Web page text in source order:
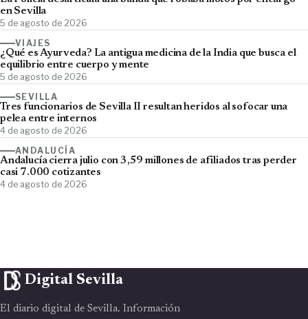
en Sevilla
5 de agosto de 2026
VIAJES
¿Qué es Ayurveda? La antigua medicina de la India que busca el
equilibrio entre cuerpo y mente
5 de agosto de 2026
SEVILLA
Tres funcionarios de Sevilla II resultan heridos al sofocar una
pelea entre internos
4 de agosto de 2026
ANDALUCÍA
Andalucía cierra julio con 3,59 millones de afiliados tras perder
casi 7.000 cotizantes
4 de agosto de 2026
Digital Sevilla
El diario digital de Sevilla. Información